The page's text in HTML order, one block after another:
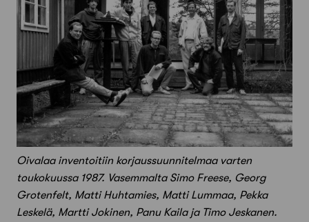
Oivalaa inventoitiin korjaussuunnitelmaa varten
toukokuussa 1987. Vasemmalta Simo Freese, Georg
Grotenfelt, Matti Huhtamies, Matti Lummaa, Pekka
Leskelä, Martti Jokinen, Panu Kaila ja Timo Jeskanen.